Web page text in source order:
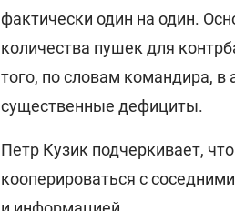
фактически один на один.
количества пушек для
того, по словам командира,
существенные дефициты.
Петр Кузик подчеркивает,
кооперироваться с